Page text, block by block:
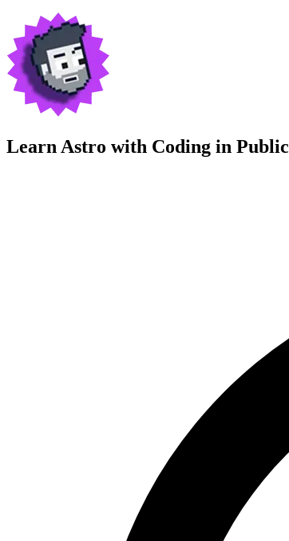
Learn Astro with Coding in Public